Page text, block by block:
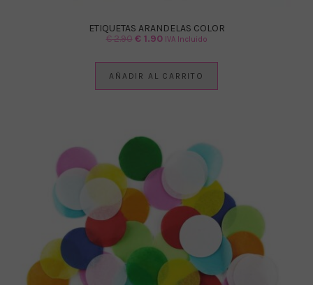
ETIQUETAS ARANDELAS COLOR
€2.90 El
€1.90ElIVA Incluido
AÑADIR AL CARRITO